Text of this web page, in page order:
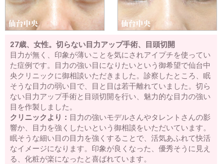
27歳、女性。切らない目力アップ手術、目頭切開
目力が無く、印象が薄いことを気にされアイプチを使ってい
た症例です。目力の強い目になりたいという御希望で仙台中
央クリニックに御相談いただきました。診察したところ、眠
そうな目力の弱い目で、目と目は若干離れていました。切ら
ない目力アップ手術と目頭切開を行い、魅力的な目力の強い
目を作製しました。
クリニックより： 目力の強いモデルさんやタレントさんの影
響か、目力を強くしたいという御相談をいただいています。
眠そうな細い目の目力を強くすることで、活気あふれて快活
なイメージになります。印象が良くなった、優秀そうに見え
る、化粧が楽になったと喜ばれています。